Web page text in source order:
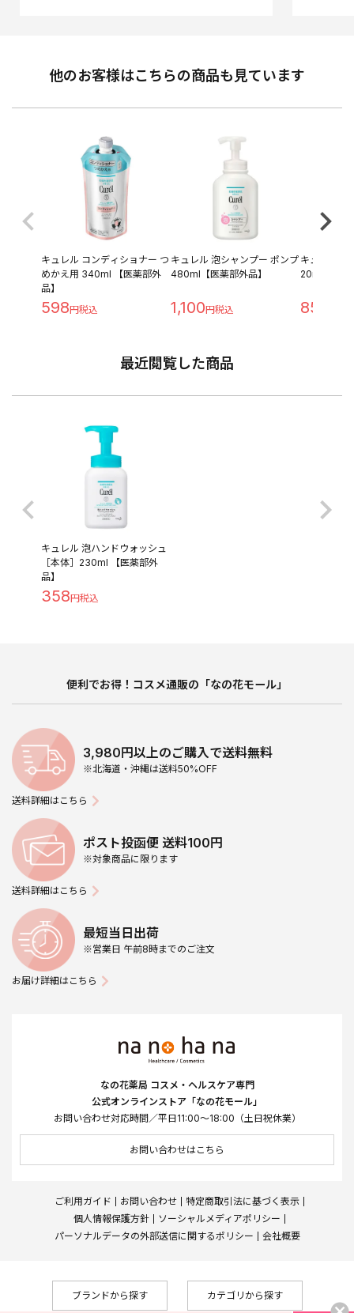
他のお客様はこちらの商品も見ています
キュレル コンディショナー つ
めかえ用 340ml 【医薬部外
品】
598
キュレル 泡シャンプー ポンプ
480ml【医薬部外品】
1,100
キュレル シ
20ml 【医
855
最近閲覧した商品
キュレル 泡ハンドウォッシュ
［本体］230ml 【医薬部外
品】
358
便利でお得！コスメ通販の「なの花モール」
3,980円以上のご購入で送料無料
※北海道・沖縄は送料50%OFF
送料詳細はこちら
ポスト投函便 送料100円
※対象商品に限ります
送料詳細はこちら
最短当日出荷
※営業日 午前8時までのご注文
お届け詳細はこちら
なの花薬局 コスメ・ヘルスケア専門
公式オンラインストア「なの花モール」
お問い合わせ対応時間／平日11:00～18:00（土日祝休業）
お問い合わせはこちら
ご利用ガイド お問い合わせ
特定商取引法に基づく表示
個人情報保護方針
ソーシャルメディアポリシー
パーソナルデータの外部送信に関するポリシー
会社概要
ブランドから探す カテゴリから探す